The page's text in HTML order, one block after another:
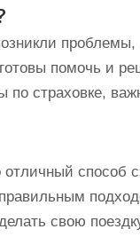
проблемы,
помочь и
по страховке,
способ
свою